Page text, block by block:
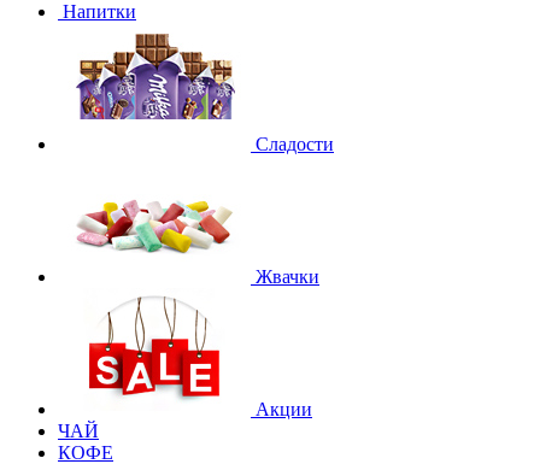
Напитки
Сладости
Жвачки
Акции
ЧАЙ
КОФЕ